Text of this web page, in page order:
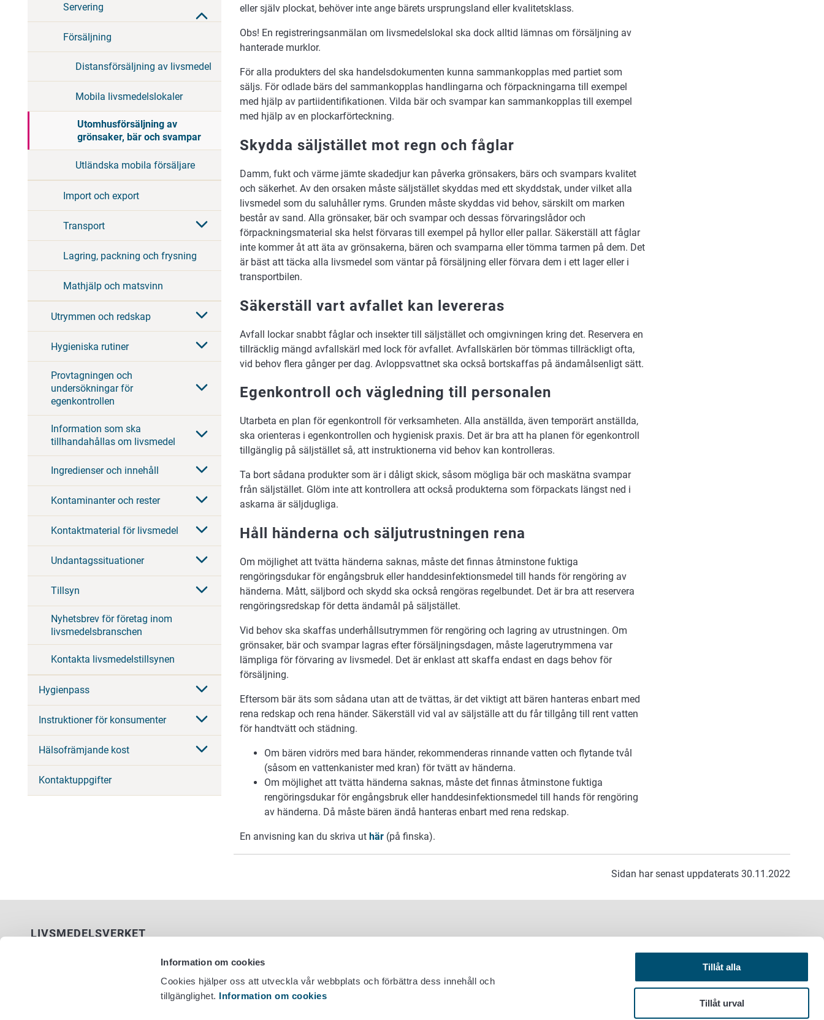
Information om cookies
Cookies hjälper oss att utveckla vår webbplats och förbättra dess innehåll och
tillgänglighet. Information om cookies
Tillåt alla
Tillåt urval
Servering
Försäljning
Distansförsäljning av livsmedel
Mobila livsmedelslokaler
Utomhusförsäljning av
grönsaker, bär och svampar
Utländska mobila försäljare
Import och export
Transport
Lagring, packning och frysning
Mathjälp och matsvinn
Utrymmen och redskap
Hygieniska rutiner
Provtagningen och
undersökningar för
egenkontrollen
Information som ska
tillhandahållas om livsmedel
Ingredienser och innehåll
Kontaminanter och rester
Kontaktmaterial för livsmedel
Undantagssituationer
Tillsyn
Nyhetsbrev för företag inom
livsmedelsbranschen
Kontakta livsmedelstillsynen
Hygienpass
Instruktioner för konsumenter
Hälsofrämjande kost
Kontaktuppgifter
eller själv plockat, behöver inte ange bärets ursprungsland eller kvalitetsklass.
Obs! En registreringsanmälan om livsmedelslokal ska dock alltid lämnas om försäljning av
hanterade murklor.
För alla produkters del ska handelsdokumenten kunna sammankopplas med partiet som
säljs. För odlade bärs del sammankopplas handlingarna och förpackningarna till exempel
med hjälp av partiidentifikationen. Vilda bär och svampar kan sammankopplas till exempel
med hjälp av en plockarförteckning.
Skydda säljstället mot regn och fåglar
Damm, fukt och värme jämte skadedjur kan påverka grönsakers, bärs och svampars kvalitet
och säkerhet. Av den orsaken måste säljstället skyddas med ett skyddstak, under vilket alla
livsmedel som du saluhåller ryms. Grunden måste skyddas vid behov, särskilt om marken
består av sand. Alla grönsaker, bär och svampar och dessas förvaringslådor och
förpackningsmaterial ska helst förvaras till exempel på hyllor eller pallar. Säkerställ att fåglar
inte kommer åt att äta av grönsakerna, bären och svamparna eller tömma tarmen på dem. Det
är bäst att täcka alla livsmedel som väntar på försäljning eller förvara dem i ett lager eller i
transportbilen.
Säkerställ vart avfallet kan levereras
Avfall lockar snabbt fåglar och insekter till säljstället och omgivningen kring det. Reservera en
tillräcklig mängd avfallskärl med lock för avfallet. Avfallskärlen bör tömmas tillräckligt ofta,
vid behov flera gånger per dag. Avloppsvattnet ska också bortskaffas på ändamålsenligt sätt.
Egenkontroll och vägledning till personalen
Utarbeta en plan för egenkontroll för verksamheten. Alla anställda, även temporärt anställda,
ska orienteras i egenkontrollen och hygienisk praxis. Det är bra att ha planen för egenkontroll
tillgänglig på säljstället så, att instruktionerna vid behov kan kontrolleras.
Ta bort sådana produkter som är i dåligt skick, såsom mögliga bär och maskätna svampar
från säljstället. Glöm inte att kontrollera att också produkterna som förpackats längst ned i
askarna är säljdugliga.
Håll händerna och säljutrustningen rena
Om möjlighet att tvätta händerna saknas, måste det finnas åtminstone fuktiga
rengöringsdukar för engångsbruk eller handdesinfektionsmedel till hands för rengöring av
händerna. Mått, säljbord och skydd ska också rengöras regelbundet. Det är bra att reservera
rengöringsredskap för detta ändamål på säljstället.
Vid behov ska skaffas underhållsutrymmen för rengöring och lagring av utrustningen. Om
grönsaker, bär och svampar lagras efter försäljningsdagen, måste lagerutrymmena var
lämpliga för förvaring av livsmedel. Det är enklast att skaffa endast en dags behov för
försäljning.
Eftersom bär äts som sådana utan att de tvättas, är det viktigt att bären hanteras enbart med
rena redskap och rena händer. Säkerställ vid val av säljställe att du får tillgång till rent vatten
för handtvätt och städning.
Om bären vidrörs med bara händer, rekommenderas rinnande vatten och flytande tvål
(såsom en vattenkanister med kran) för tvätt av händerna.
Om möjlighet att tvätta händerna saknas, måste det finnas åtminstone fuktiga
rengöringsdukar för engångsbruk eller handdesinfektionsmedel till hands för rengöring
av händerna. Då måste bären ändå hanteras enbart med rena redskap.
En anvisning kan du skriva ut här (på finska).
Sidan har senast uppdaterats 30.11.2022
LIVSMEDELSVERKET